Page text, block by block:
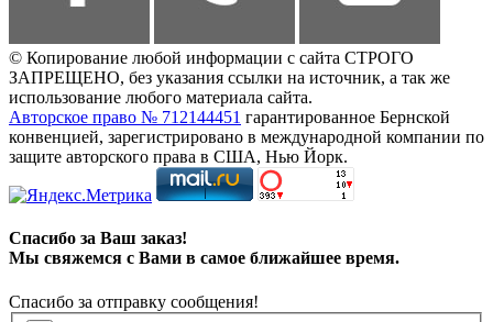
© Копирование любой информации с сайта СТРОГО
ЗАПРЕЩЕНО, без указания ссылки на источник, а так же
использование любого материала сайта.
Авторское право № 712144451 гарантированное Бернской
конвенцией, зарегистрировано в международной компании по
защите авторского права в США, Нью Йорк.
Спасибо за Ваш заказ!
Мы свяжемся с Вами в самое ближайшее время.
Спасибо за отправку сообщения!